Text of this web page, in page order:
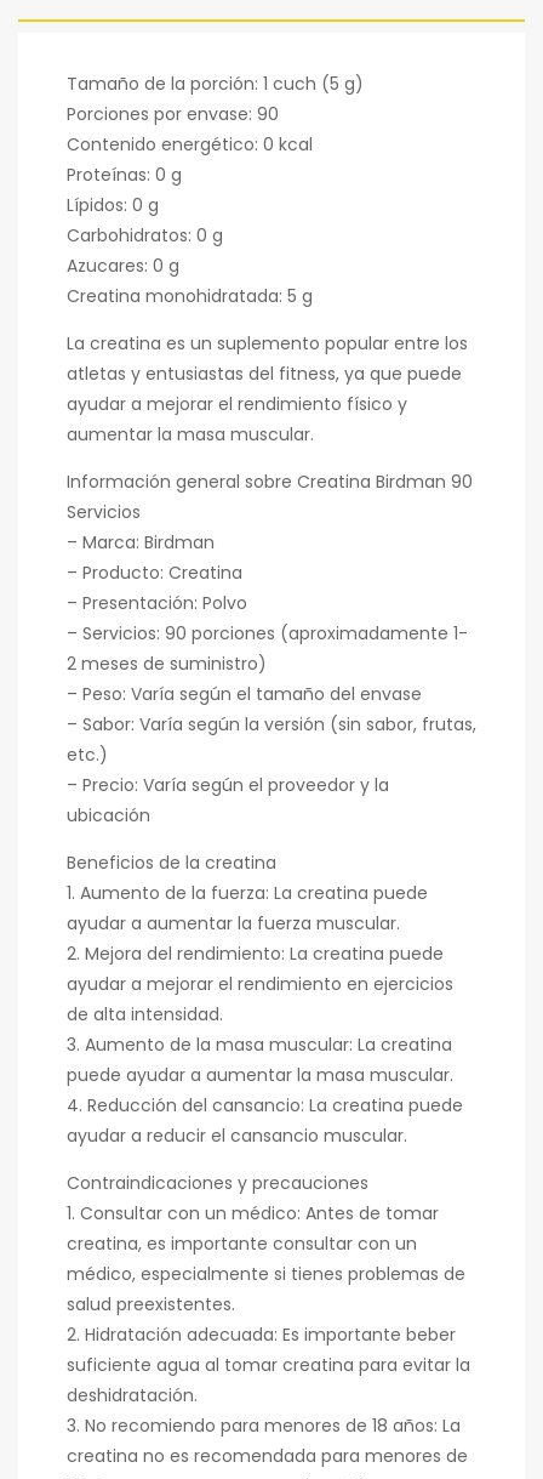
Tamaño de la porción: 1 cuch (5 g)
Porciones por envase: 90
Contenido energético: 0 kcal
Proteínas: 0 g
Lípidos: 0 g
Carbohidratos: 0 g
Azucares: 0 g
Creatina monohidratada: 5 g
La creatina es un suplemento popular entre los
atletas y entusiastas del fitness, ya que puede
ayudar a mejorar el rendimiento físico y
aumentar la masa muscular.
Información general sobre Creatina Birdman 90
Servicios
– Marca: Birdman
– Producto: Creatina
– Presentación: Polvo
– Servicios: 90 porciones (aproximadamente 1-
2 meses de suministro)
– Peso: Varía según el tamaño del envase
– Sabor: Varía según la versión (sin sabor, frutas,
etc.)
– Precio: Varía según el proveedor y la
ubicación
Beneficios de la creatina
1. Aumento de la fuerza: La creatina puede
ayudar a aumentar la fuerza muscular.
2. Mejora del rendimiento: La creatina puede
ayudar a mejorar el rendimiento en ejercicios
de alta intensidad.
3. Aumento de la masa muscular: La creatina
puede ayudar a aumentar la masa muscular.
4. Reducción del cansancio: La creatina puede
ayudar a reducir el cansancio muscular.
Contraindicaciones y precauciones
1. Consultar con un médico: Antes de tomar
creatina, es importante consultar con un
médico, especialmente si tienes problemas de
salud preexistentes.
2. Hidratación adecuada: Es importante beber
suficiente agua al tomar creatina para evitar la
deshidratación.
3. No recomiendo para menores de 18 años: La
creatina no es recomendada para menores de